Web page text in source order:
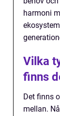
harmoni
Vilka
finns
Det finns
mellan.